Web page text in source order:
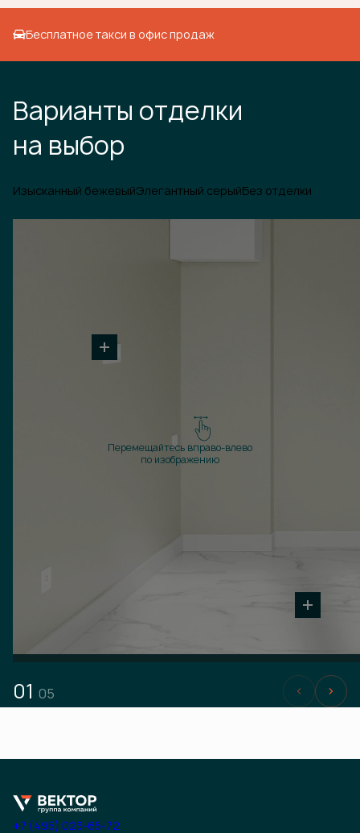
Бесплатное такси в офис продаж
Варианты отделки
на выбор
Изысканный бежевыйЭлегантный серыйБез отделки
Перемещайтесь вправо-влево
по изображению
01 05
+7 (495) 023-65-72